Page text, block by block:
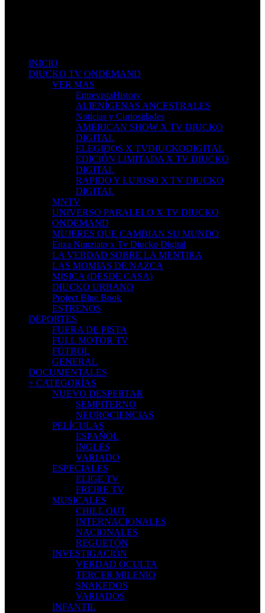
INICIO
DIUCKO TV ONDEMAND
VER MAS
EntrevistaHistory
ALIENÍGENAS ANCESTRALES
Noticias y Curiosidades
AMERICAN SHOW X TV DIUCKO
DIGITAL
ELEGIDOS X TVDIUCKODIGITAL
EDICIÓN LIMITADA X TV DIUCKO
DIGITAL
RAPIDO Y LUJOSO X TV DIUCKO
DIGITAL
MNTV
UNIVERSO PARALELO X TV DIUCKO
ONDEMAND
MUJERES QUE CAMBIAN SU MUNDO
Enza Nunziato x Tv Diucko Digital
LA VERDAD SOBRE LA MENTIRA
LAS MOMIAS DE NAZCA
MISICA (DESDE CASA)
DIUCKO URBANO
Project Blue Book
ESTRENOS
DEPORTES
FUERA DE PISTA
FULL MOTOR TV
FÚTBOL
GENERAL
DOCUMENTALES
+ CATEGORÍAS
NUEVO DESPERTAR
SEMPITERNO
NEUROCIENCIAS
PELÍCULAS
ESPAÑOL
INGLES
VARIADO
ESPECIALES
ELIGE TV
FREIRE TV
MUSICALES
CHILL OUT
INTERNACIONALES
NACIONALES
REGUETÓN
INVESTIGACIÓN
VERDAD OCULTA
TERCER MILENIO
SNAKEDOS
VARIADOS
INFANTIL